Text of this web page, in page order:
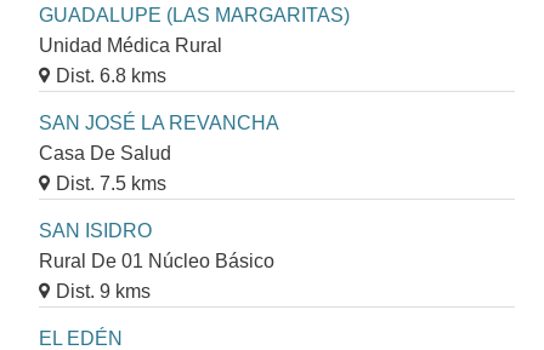
GUADALUPE (LAS MARGARITAS)
Unidad Médica Rural
Dist. 6.8 kms
SAN JOSÉ LA REVANCHA
Casa De Salud
Dist. 7.5 kms
SAN ISIDRO
Rural De 01 Núcleo Básico
Dist. 9 kms
EL EDÉN